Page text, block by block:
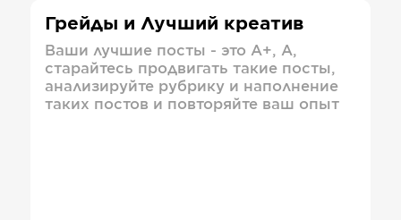
Грейды и Лучший креатив
Ваши лучшие посты - это А+, А,
старайтесь продвигать такие посты,
анализируйте рубрику и наполнение
таких постов и повторяйте ваш опыт